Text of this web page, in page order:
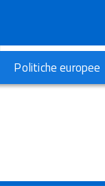
Politiche europee